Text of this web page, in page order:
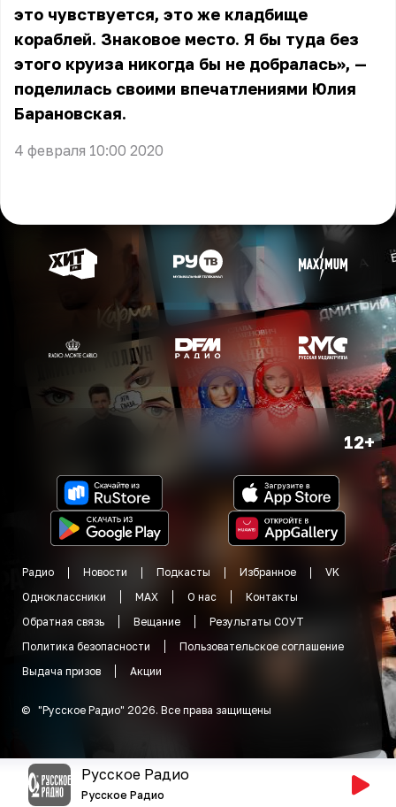
это чувствуется, это же кладбище
кораблей. Знаковое место. Я бы туда без
этого круиза никогда бы не добралась», —
поделилась своими впечатлениями Юлия
Барановская.
4 февраля 10:00 2020
12+
Радио Новости Подкасты Избранное
VK
Одноклассники
MAX О нас
Контакты
Обратная связь
Вещание
Результаты СОУТ
Политика безопасности
Пользовательское соглашение
Выдача призов
Акции
© "Русское Радио" 2026. Все права защищены
Русское Радио
Русское Радио